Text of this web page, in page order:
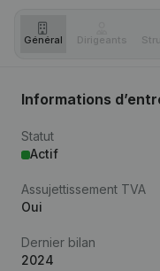
Général Dirigeants
Informations
Statut
Actif
Assujettissement TVA
Oui
Dernier bilan
2024